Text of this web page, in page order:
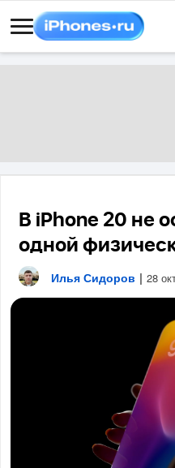
В iPhone 20 не
одной
Илья Сидоров | 28